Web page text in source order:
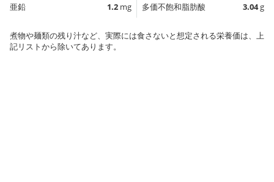
亜鉛
1.2 mg
多価不飽和脂肪酸
3.04g
煮物や麺類の残り汁など、実際には食さないと想定される栄養価は、上
記リストから除いてあります。